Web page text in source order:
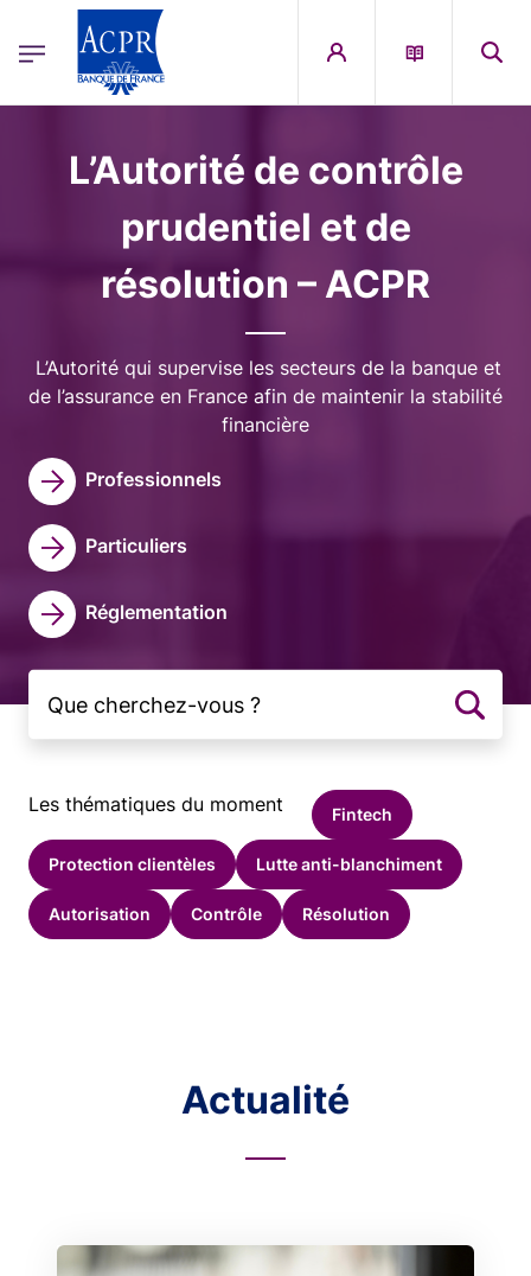
ACPR Menu Principal (French)
Image
L’Autorité de contrôle
prudentiel et de
résolution – ACPR
L’Autorité qui supervise les secteurs de la banque et
de l’assurance en France afin de maintenir la stabilité
financière
Professionnels
Particuliers
Réglementation
Les thématiques du moment Fintech
Protection clientèles Lutte anti-blanchiment
Autorisation Contrôle Résolution
Actualité